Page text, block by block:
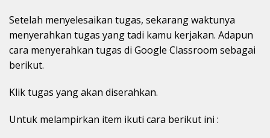
Setelah menyelesaikan tugas, sekarang waktunya
menyerahkan tugas yang tadi kamu kerjakan. Adapun
cara menyerahkan tugas di Google Classroom sebagai
berikut.
Klik tugas yang akan diserahkan.
Untuk melampirkan item ikuti cara berikut ini :